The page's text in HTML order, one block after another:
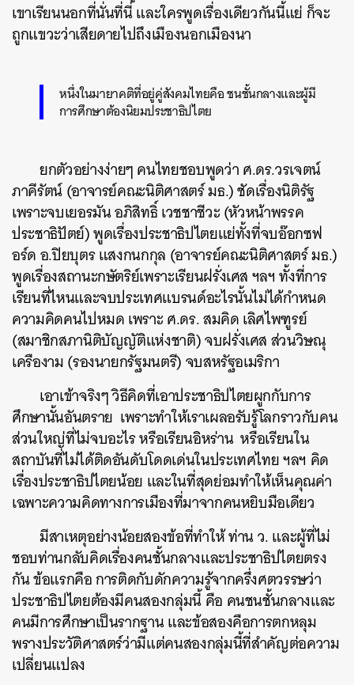
เขาเรียนนอกที่นั่นที่นี่ และใครพูดเรื่องเดียวกันนี้แย่ ก็จะ
ถูกแขวะว่าเสียดายไปถึงเมืองนอกเมืองนา
หนึ่งในมายาคติที่อยู่คู่สังคมไทยคือ ชนชั้นกลางและผู้มี
การศึกษาต้องนิยมประชาธิปไตย
ยกตัวอย่างง่ายๆ คนไทยชอบพูดว่า ศ.ดร.วรเจตน์
ภาคีรัตน์ (อาจารย์คณะนิติศาสตร์ มธ.) ชัดเรื่องนิติรัฐ
เพราะจบเยอรมัน อภิสิทธิ์ เวชชาชีวะ (หัวหน้าพรรค
ประชาธิปัตย์) พูดเรื่องประชาธิปไตยแย่ทั้งที่จบอ๊อกซฟ
อร์ด อ.ปิยบุตร แสงกนกกุล (อาจารย์คณะนิติศาสตร์ มธ.)
พูดเรื่องสถานะกษัตริย์เพราะเรียนฝรั่งเศส ฯลฯ ทั้งที่การ
เรียนที่ไหนและจบประเทศแบรนด์อะไรนั้นไม่ได้กำหนด
ความคิดคนไปหมด เพราะ ศ.ดร. สมคิด เลิศไพฑูรย์
(สมาชิกสภานิติบัญญัติแห่งชาติ) จบฝรั่งเศส ส่วนวิษณุ
เครืองาม (รองนายกรัฐมนตรี) จบสหรัฐอเมริกา
เอาเข้าจริงๆ วิธีคิดที่เอาประชาธิปไตยผูกกับการ
ศึกษานั้นอันตราย เพราะทำให้เราเผลอรับรู้โลกราวกับคน
ส่วนใหญ่ที่ไม่จบอะไร หรือเรียนอิหร่าน หรือเรียนใน
สถาบันที่ไม่ได้ติดอันดับโดดเด่นในประเทศไทย ฯลฯ คิด
เรื่องประชาธิปไตยน้อย และในที่สุดย่อมทำให้เห็นคุณค่า
เฉพาะความคิดทางการเมืองที่มาจากคนหยิบมือเดียว
มีสาเหตุอย่างน้อยสองข้อที่ทำให้ ท่าน ว. และผู้ที่ไม่
ชอบท่านกลับคิดเรื่องคนชั้นกลางและประชาธิปไตยตรง
กัน ข้อแรกคือ การติดกับดักความรู้จากครึ่งศตวรรษว่า
ประชาธิปไตยต้องมีคนสองกลุ่มนี้ คือ คนชนชั้นกลางและ
คนมีการศึกษาเป็นรากฐาน และข้อสองคือการตกหลุม
พรางประวัติศาสตร์ว่ามีแต่คนสองกลุ่มนี้ที่สำคัญต่อความ
เปลี่ยนแปลง